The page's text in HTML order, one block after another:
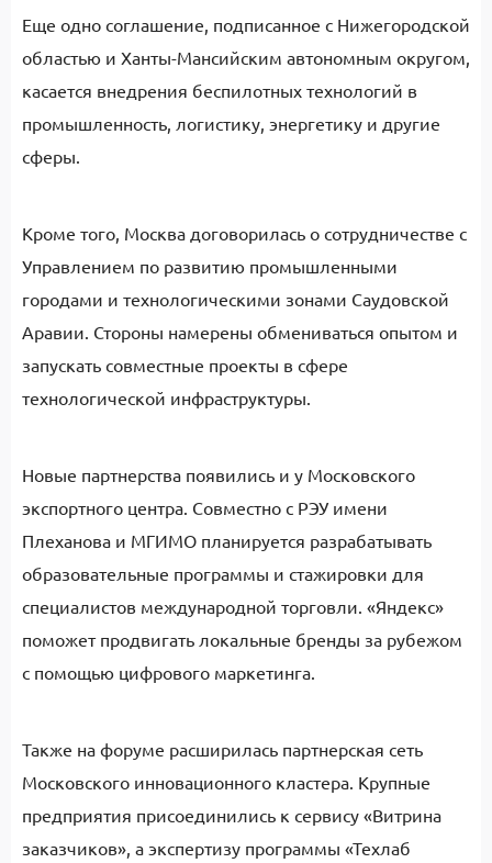
Еще одно соглашение, подписанное с Нижегородской
областью и Ханты-Мансийским автономным округом,
касается внедрения беспилотных технологий в
промышленность, логистику, энергетику и другие
сферы.
Кроме того, Москва договорилась о сотрудничестве с
Управлением по развитию промышленными
городами и технологическими зонами Саудовской
Аравии. Стороны намерены обмениваться опытом и
запускать совместные проекты в сфере
технологической инфраструктуры.
Новые партнерства появились и у Московского
экспортного центра. Совместно с РЭУ имени
Плеханова и МГИМО планируется разрабатывать
образовательные программы и стажировки для
специалистов международной торговли. «Яндекс»
поможет продвигать локальные бренды за рубежом
с помощью цифрового маркетинга.
Также на форуме расширилась партнерская сеть
Московского инновационного кластера. Крупные
предприятия присоединились к сервису «Витрина
заказчиков», а экспертизу программы «Техлаб